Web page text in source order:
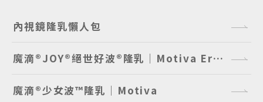
內視鏡隆乳懶人包
魔滴®JOY®絕世好波®隆乳｜Motiva Ergonomix2® JOY®
魔滴®少女波™隆乳｜Motiva